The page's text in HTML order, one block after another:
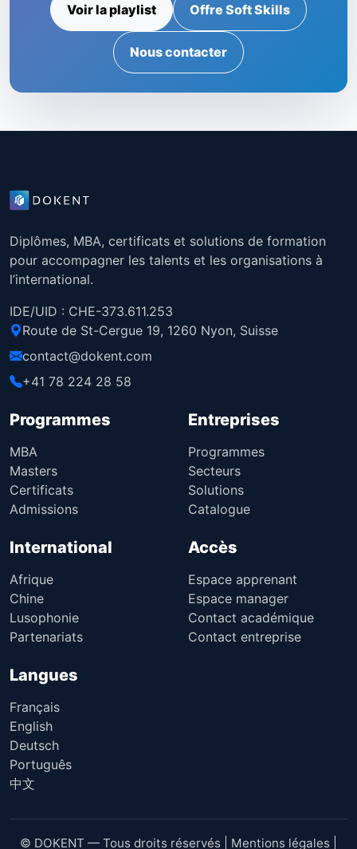
Voir la playlist Offre Soft Skills
Nous contacter
Diplômes, MBA, certificats et solutions de formation
pour accompagner les talents et les organisations à
l’international.
IDE/UID : CHE-373.611.253
Route de St-Cergue 19, 1260 Nyon, Suisse
contact@dokent.com
+41 78 224 28 58
Programmes
MBA
Masters
Certificats
Admissions
Entreprises
Programmes
Secteurs
Solutions
Catalogue
International
Afrique
Chine
Lusophonie
Partenariats
Accès
Espace apprenant
Espace manager
Contact académique
Contact entreprise
Langues
Français
English
Deutsch
Português
中文
© DOKENT — Tous droits réservés | Mentions légales